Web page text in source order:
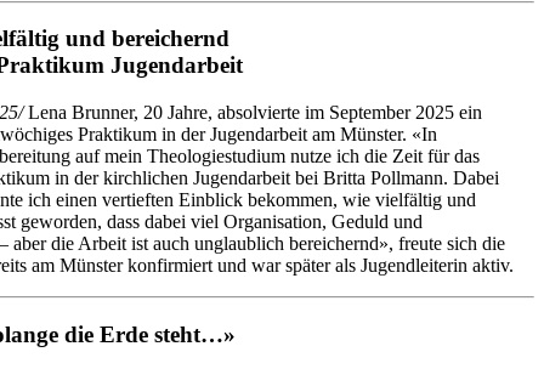
und bereichernd
Jugendarbeit
Lena Brunner, 20 Jahre, absolvierte im September 2025 ein
Praktikum in der Jugendarbeit am Münster. «In
auf mein Theologiestudium nutze ich die Zeit für das
in der kirchlichen Jugendarbeit bei Britta Pollmann. Dabei
ich einen vertieften Einblick bekommen, wie vielfältig und
geworden, dass dabei viel Organisation, Geduld und
die Arbeit ist auch unglaublich bereichernd», freute sich die
am Münster konfirmiert und war später als Jugendleiterin aktiv.
die Erde steht…»